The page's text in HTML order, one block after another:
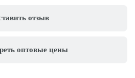
отзыв
оптовые цены